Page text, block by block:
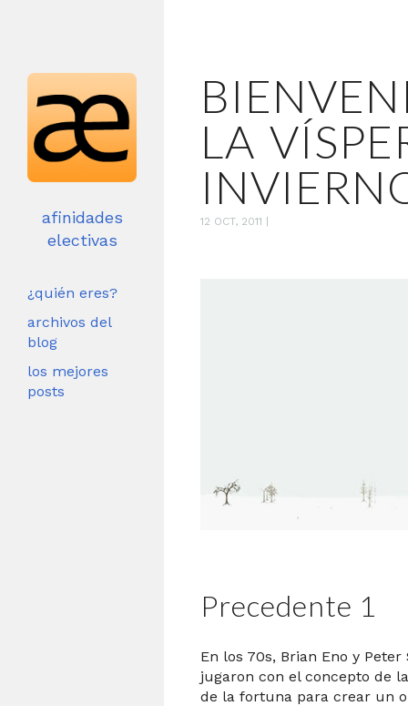
afinidades
electivas
¿quién eres?
archivos del
blog
los mejores
posts
LA
12 OCT, 2011
Precedente 1
En los 70s, Brian Eno y
jugaron con el concepto de
de la fortuna para crear un